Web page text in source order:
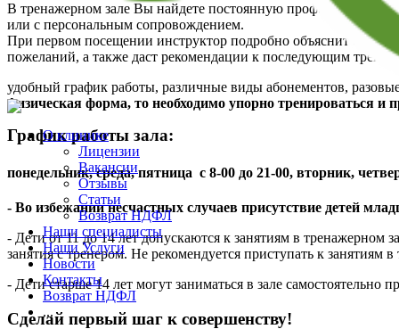
О клинике
Лицензии
Вакансии
Отзывы
Статьи
Возврат НДФЛ
Наши специалисты
Наши Услуги
Новости
Контакты
Возврат НДФЛ
...
В тренажерном зале Вы найдете постоянную
или с персональным сопровождением.
При первом посещении инструктор подробно объяснит
пожеланий, а также даст рекомендации к последующим
удобный график работы, различные виды абонементов,
физическая форма, то необходимо упорно тренироваться и
График работы зала:
понедельник, среда, пятница с 8-00 до 21-00, вторник,
- Во избежании несчастных случаев присутствие детей
- Дети от 11 до 14 лет допускаются к занятиям в
занятия с тренером. Не рекомендуется приступать к занятиям
- Дети старше 14 лет могут заниматься в зале самостоятельно
Cделай первый шаг к совершенству!